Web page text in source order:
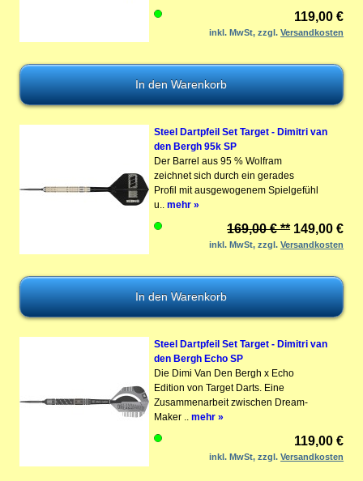
119,00 €
inkl. MwSt, zzgl.Versandkosten
Steel Dartpfeil Set Target - Dimitri van
den Bergh 95k SP
Der Barrel aus 95 % Wolfram
zeichnet sich durch ein gerades
Profil mit ausgewogenem Spielgefühl
u.. mehr »
169,00 € ** 149,00 €
inkl. MwSt, zzgl.Versandkosten
Steel Dartpfeil Set Target - Dimitri van
den Bergh Echo SP
Die Dimi Van Den Bergh x Echo
Edition von Target Darts. Eine
Zusammenarbeit zwischen Dream-
Maker .. mehr »
119,00 €
inkl. MwSt, zzgl.Versandkosten